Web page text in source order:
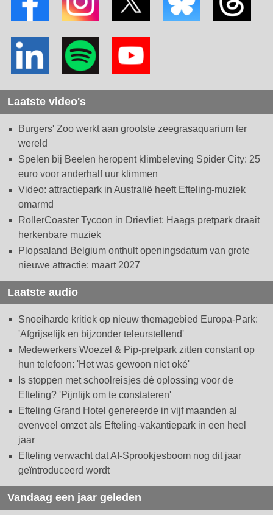
Laatste video's
Burgers' Zoo werkt aan grootste zeegrasaquarium ter
wereld
Spelen bij Beelen heropent klimbeleving Spider City: 25
euro voor anderhalf uur klimmen
Video: attractiepark in Australië heeft Efteling-muziek
omarmd
RollerCoaster Tycoon in Drievliet: Haags pretpark draait
herkenbare muziek
Plopsaland Belgium onthult openingsdatum van grote
nieuwe attractie: maart 2027
Laatste audio
Snoeiharde kritiek op nieuw themagebied Europa-Park:
'Afgrijselijk en bijzonder teleurstellend'
Medewerkers Woezel & Pip-pretpark zitten constant op
hun telefoon: 'Het was gewoon niet oké'
Is stoppen met schoolreisjes dé oplossing voor de
Efteling? 'Pijnlijk om te constateren'
Efteling Grand Hotel genereerde in vijf maanden al
evenveel omzet als Efteling-vakantiepark in een heel
jaar
Efteling verwacht dat AI-Sprookjesboom nog dit jaar
geïntroduceerd wordt
Vandaag een jaar geleden